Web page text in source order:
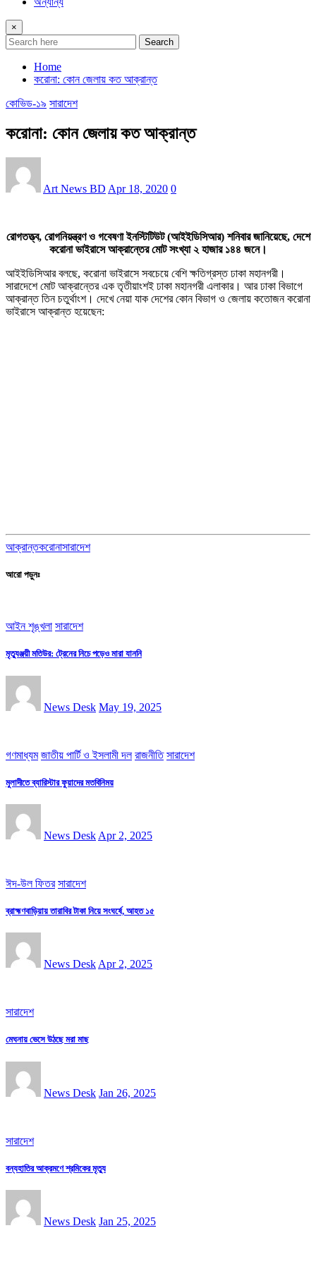
×
Search
Home
করোনা: কোন জেলায় কত আক্রান্ত
কোভিড-১৯ সারাদেশ
করোনা: কোন জেলায় কত আক্রান্ত
Art News BD Apr 18, 2020 0
রোগতত্ত্ব, রোগনিয়ন্ত্রণ ও গবেষণা ইনস্টিটিউট (আইইডিসিআর) শনিবার জানিয়েছে, দেশে
করোনা ভাইরাসে আক্রান্তের মোট সংখ্যা ২ হাজার ১৪৪ জনে।
আইইডিসিআর বলছে, করোনা ভাইরাসে সবচেয়ে বেশি ক্ষতিগ্রস্ত ঢাকা মহানগরী।
সারাদেশে মোট আক্রান্তের এক তৃতীয়াংশই ঢাকা মহানগরী এলাকার। আর ঢাকা বিভাগে
আক্রান্ত তিন চতুর্থাংশ। দেখে নেয়া যাক দেশের কোন বিভাগ ও জেলায় কতোজন করোনা
ভাইরাসে আক্রান্ত হয়েছেন:
আক্রান্তকরোনাসারাদেশ
আরো পড়ুনঃ
আইন শৃঙ্খলা সারাদেশ
মৃত্যুঞ্জয়ী মতিউর: ট্রেনের নিচে পড়েও মারা যাননি
News Desk May 19, 2025
গণমাধ্যম জাতীয় পার্টি ও ইসলামী দল রাজনীতি সারাদেশ
মুলাদীতে ব্যারিস্টার ফুয়াদের মতবিনিময়
News Desk Apr 2, 2025
ঈদ-উল ফিতর সারাদেশ
ব্রাহ্মণবাড়িয়ায় তারাবির টাকা নিয়ে সংঘর্ষে, আহত ১৫
News Desk Apr 2, 2025
সারাদেশ
মেঘনায় ভেসে উঠছে মরা মাছ
News Desk Jan 26, 2025
সারাদেশ
বন্যহাতির আক্রমণে শ্রমিকের মৃত্যু
News Desk Jan 25, 2025